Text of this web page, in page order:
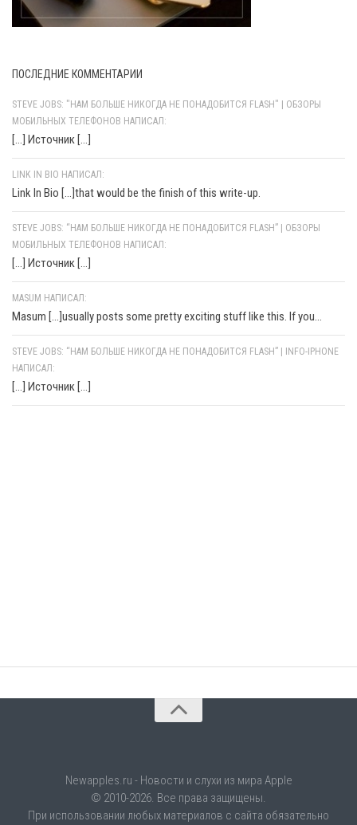
ПОСЛЕДНИЕ КОММЕНТАРИИ
STEVE JOBS: "НАМ БОЛЬШЕ НИКОГДА НЕ ПОНАДОБИТСЯ FLASH" | ОБЗОРЫ
МОБИЛЬНЫХ ТЕЛЕФОНОВ НАПИСАЛ:
[…] Источник […]
LINK IN BIO НАПИСАЛ:
Link In Bio [...]that would be the finish of this write-up.
STEVE JOBS: “НАМ БОЛЬШЕ НИКОГДА НЕ ПОНАДОБИТСЯ FLASH” | ОБЗОРЫ
МОБИЛЬНЫХ ТЕЛЕФОНОВ НАПИСАЛ:
[…] Источник […]
MASUM НАПИСАЛ:
Masum [...]usually posts some pretty exciting stuff like this. If you...
STEVE JOBS: “НАМ БОЛЬШЕ НИКОГДА НЕ ПОНАДОБИТСЯ FLASH” | INFO-IPHONE
НАПИСАЛ:
[…] Источник […]
Newapples.ru - Новости и слухи из мира Apple
© 2010-2026. Все права защищены.
При использовании любых материалов с сайта обязательно